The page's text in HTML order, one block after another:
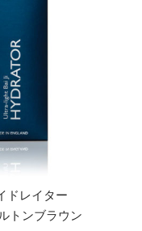
ドレイター
トンブラウン